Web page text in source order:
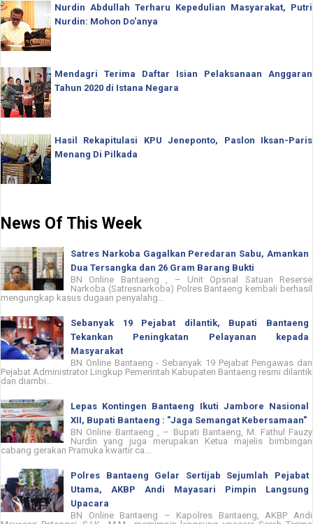
Nurdin Abdullah Terharu Kepedulian Masyarakat, Putri
Nurdin: Mohon Do'anya
Mendagri Terima Daftar Isian Pelaksanaan Anggaran
Tahun 2020 di Istana Negara
Hasil Rekapitulasi KPU Jeneponto, Paslon Iksan-Paris
Menang Di Pilkada
News Of This Week
Satres Narkoba Gagalkan Peredaran Sabu, Amankan
Dua Tersangka dan 26 Gram Barang Bukti
BN Online Bantaeng , – Unit Opsnal Satuan Reserse
Narkoba (Satresnarkoba) Polres Bantaeng kembali berhasil
mengungkap kasus dugaan penyalahg...
Sebanyak 19 Pejabat dilantik, Bupati Bantaeng
Tekankan Peningkatan Pelayanan kepada
Masyarakat
BN Online Bantaeng - Sebanyak 19 Pejabat Pengawas dan
Pejabat Administrator Lingkup Pemerintah Kabupaten Bantaeng resmi dilantik
dan diambi...
Lepas Kontingen Bantaeng Ikuti Jambore Nasional
XII, Bupati Bantaeng : "Jaga Semangat Kebersamaan"
BN Online Bantaeng , – Bupati Bantaeng, M. Fathul Fauzy
Nurdin yang juga merupakan Ketua majelis bimbingan
cabang gerakan Pramuka kwartir ca...
Polres Bantaeng Gelar Sertijab Sejumlah Pejabat
Utama, AKBP Andi Mayasari Pimpin Langsung
Upacara
BN Online Bantaeng – Kapolres Bantaeng, AKBP Andi